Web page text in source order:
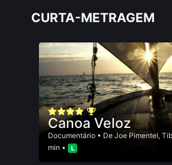
CURTA-METRAGEM
Canoa Veloz
Documentário • De Joe Pimentel,
min •